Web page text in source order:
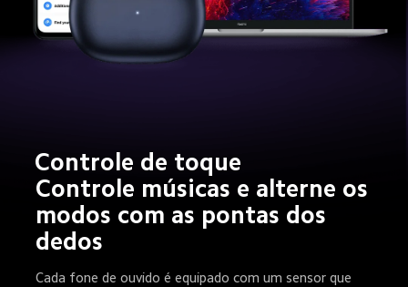
Controle de toque
Controle músicas e alterne os
modos com as pontas dos
dedos
Cada fone de ouvido é equipado com um sensor que